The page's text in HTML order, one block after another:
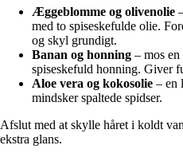
Æggeblomme og olivenolie
med to spiseskefulde olie.
og skyl grundigt.
Banan og honning – mos
spiseskefuld honning. Giver
Aloe vera og kokosolie – en
mindsker spaltede spidser.
Afslut med at skylle håret i koldt
ekstra glans.